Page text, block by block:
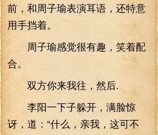
前，和周子瑜表演耳语，还特意
用手挡着。
周子瑜感觉很有趣，笑着配
合。
双方你来我往，然后.
李阳一下子躲开，满脸惊
讶，道：“什么，亲我，这可不